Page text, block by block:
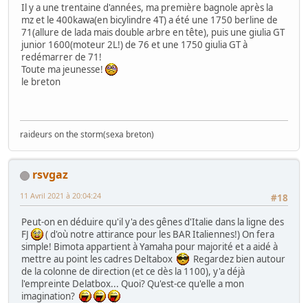
Il y a une trentaine d'années, ma première bagnole après la
mz et le 400kawa(en bicylindre 4T) a été une 1750 berline de
71(allure de lada mais double arbre en tête), puis une giulia GT
junior 1600(moteur 2L!) de 76 et une 1750 giulia GT à
redémarrer de 71!
Toute ma jeunesse!
le breton
raideurs on the storm(sexa breton)
rsvgaz
#18
11 Avril 2021 à 20:04:24
Peut-on en déduire qu'il y'a des gênes d'Italie dans la ligne des
FJ
( d'où notre attirance pour les BAR Italiennes!) On fera
simple! Bimota appartient à Yamaha pour majorité et a aidé à
mettre au point les cadres Deltabox
Regardez bien autour
de la colonne de direction (et ce dès la 1100), y'a déjà
l'empreinte Delatbox... Quoi? Qu'est-ce qu'elle a mon
imagination?